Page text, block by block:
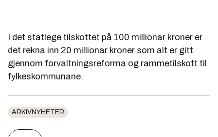
I det statlege tilskottet på 100 millionar kroner er
det rekna inn 20 millionar kroner som alt er gitt
gjennom forvaltningsreforma og rammetilskott til
fylkeskommunane.
ARKIVNYHETER